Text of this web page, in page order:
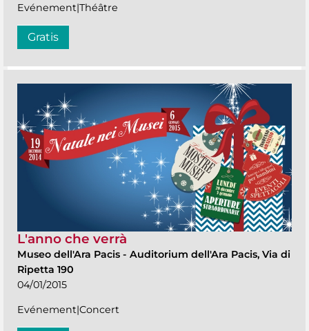
Evénement|Théâtre
Gratis
L'anno che verrà
Museo dell'Ara Pacis - Auditorium dell'Ara Pacis, Via di
Ripetta 190
04/01/2015
Evénement|Concert